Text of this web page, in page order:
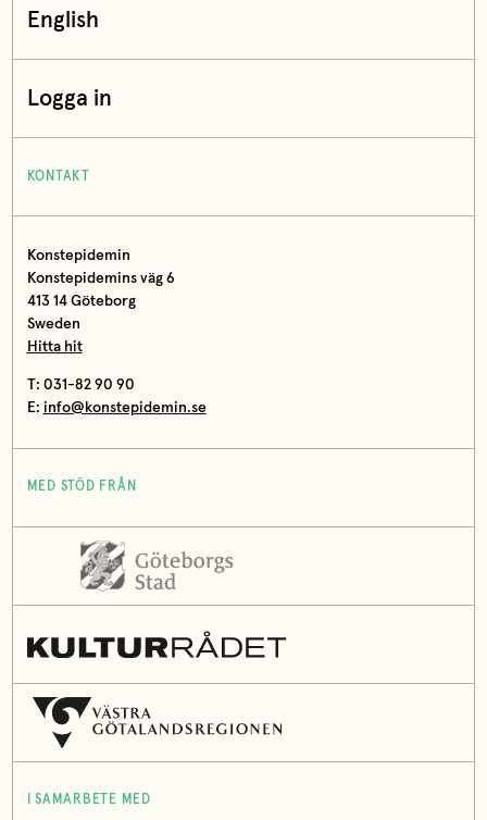
English
Logga in
KONTAKT
Konstepidemin
Konstepidemins väg 6
413 14 Göteborg
Sweden
Hitta hit
T: 031-82 90 90
E: info@konstepidemin.se
MED STÖD FRÅN
I SAMARBETE MED